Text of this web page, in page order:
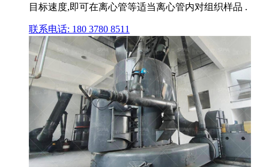
目标速度,即可在离心管等适当离心管内对组织样品 .
联系电话: 180 3780 8511